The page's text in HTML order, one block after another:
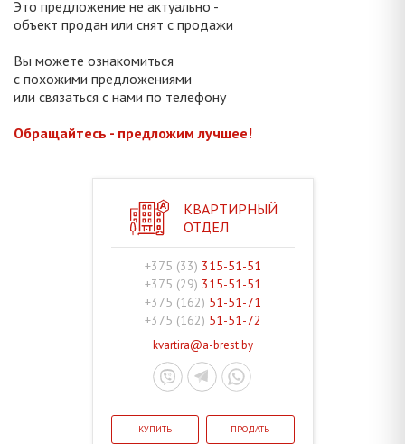
Это предложение не актуально -
объект продан или снят с продажи
Вы можете ознакомиться
с похожими предложениями
или связаться с нами по телефону
Обращайтесь - предложим лучшее!
КВАРТИРНЫЙ
ОТДЕЛ
+375 (33) 315-51-51
+375 (29) 315-51-51
+375 (162) 51-51-71
+375 (162) 51-51-72
kvartira@a-brest.by
КУПИТЬ ПРОДАТЬ